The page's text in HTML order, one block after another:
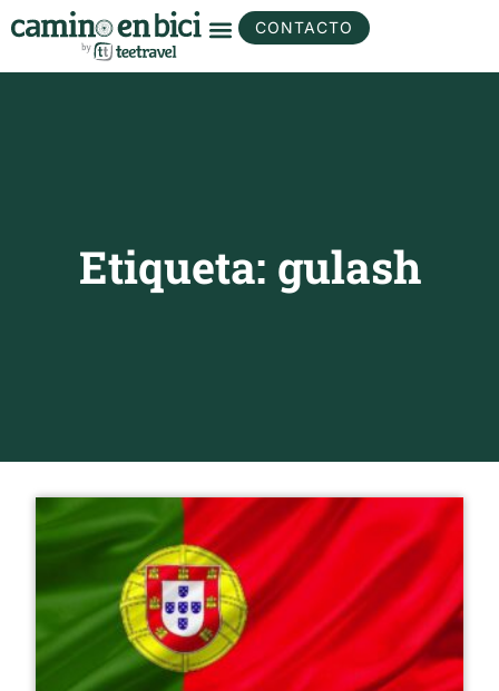
CONTACTO
Etiqueta: gulash